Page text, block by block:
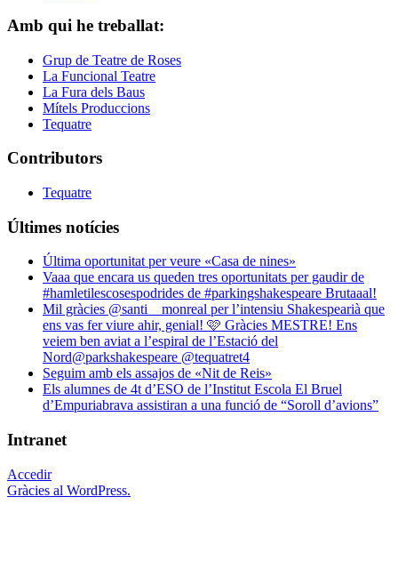
Amb qui he treballat:
Grup de Teatre de Roses
La Funcional Teatre
La Fura dels Baus
Mítels Produccions
Tequatre
Contributors
Tequatre
Últimes notícies
Última oportunitat per veure «Casa de nines»
Vaaa que encara us queden tres oportunitats per gaudir de
#hamletilescosespodrides de #parkingshakespeare Brutaaal!
Mil gràcies @santi__monreal per l’intensiu Shakespearià que
ens vas fer viure ahir, genial! 🩷 Gràcies MESTRE! Ens
veiem ben aviat a l’espiral de l’Estació del
Nord@parkshakespeare @tequatret4
Seguim amb els assajos de «Nit de Reis»
Els alumnes de 4t d’ESO de l’Institut Escola El Bruel
d’Empuriabrava assistiran a una funció de “Soroll d’avions”
Intranet
Accedir
Gràcies al WordPress.